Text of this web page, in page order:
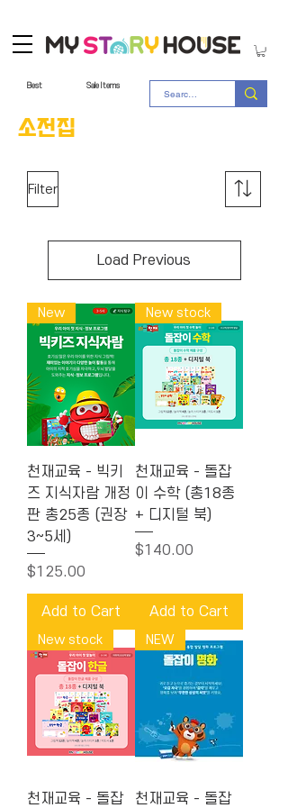
Best Sale Items
소전집
Filter
Load Previous
New
천재교육 - 빅키
즈 지식자람 개정
판 총25종 (권장
3~5세)
Price
$125.00
Add to Cart
New stock
천재교육 - 돌잡
이 수학 (총18종
+ 디지털 북)
Price
$140.00
Add to Cart
New stock
천재교육 - 돌잡
NEW
천재교육 - 돌잡